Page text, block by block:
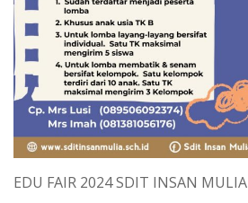
EDU FAIR 2024 SDIT INSAN MULIA